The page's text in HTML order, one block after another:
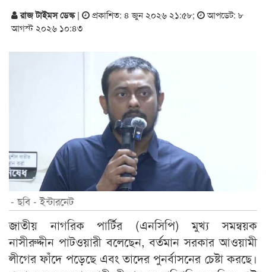
রাজ টাইমস ডেস্ক| প্রকাশিত: ৪ জুন ২০২৬ ২১:৫৮;
আপডেট: ৮
আগস্ট ২০২৬ ১০:৪৩
- ছবি - ইন্টারনেট
জাতীয় নাগরিক পার্টির (এনসিপি) মুখ্য সমন্বয়ক
নাসীরুদ্দীন পাটওয়ারী বলেছেন, বর্তমান সরকার আওয়ামী
লীগের ফাঁদে পড়েছে এবং তাদের পুনর্বাসনের চেষ্টা করছে।